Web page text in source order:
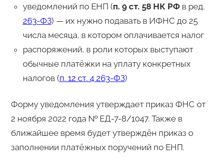
уведомлений по ЕНП (п. 9 ст. 58 НК РФв ред.
263-ФЗ) — их нужно подавать в ИФНС до 25
числа месяца, в котором оплачивается налог
распоряжений, в роли которых выступают
обычные платёжки на уплату конкретных
налогов (п. 12 ст. 4 263-ФЗ)
Форму уведомления утверждает приказ ФНС от
2 ноября 2022 года № ЕД-7-8/1047. Также в
ближайшее время будет утверждён приказ о
заполнении платёжных поручений по ЕНП.